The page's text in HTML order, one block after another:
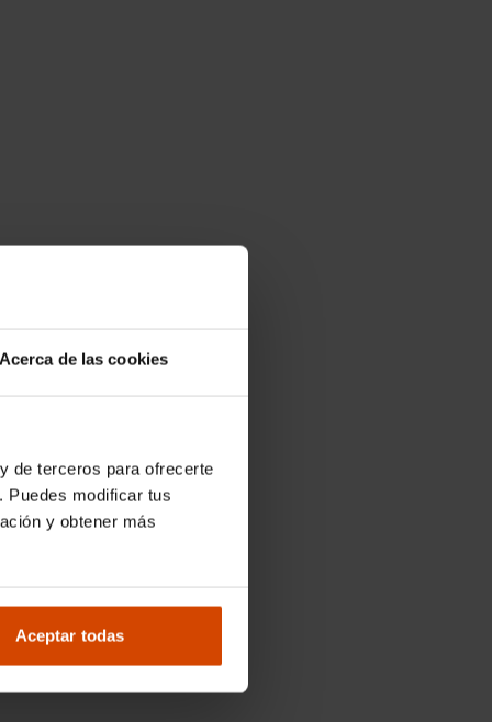
Acerca de las cookies
de terceros para ofrecerte
Puedes modificar tus
y obtener más
Aceptar todas